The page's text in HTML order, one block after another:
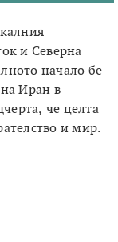
и Северна
начало бе
Иран в
че целта
и мир.